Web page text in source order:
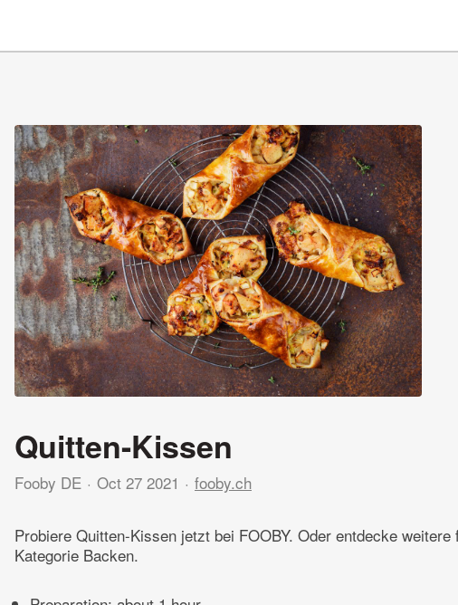
Quitten-Kissen
Fooby DE Oct 27 2021 fooby.ch
Probiere Quitten-Kissen jetzt bei FOOBY. Oder entdecke
Kategorie Backen.